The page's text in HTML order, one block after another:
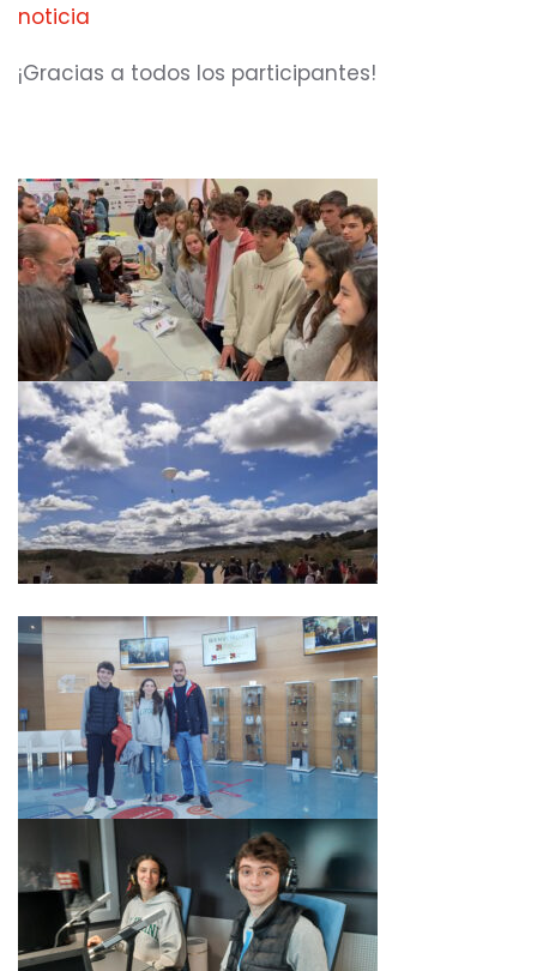
noticia
¡Gracias a todos los participantes!